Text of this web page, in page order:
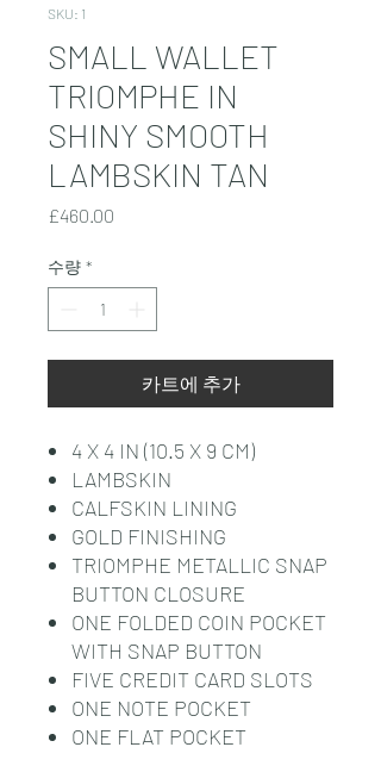
SKU: 1
SMALL WALLET
TRIOMPHE IN
SHINY SMOOTH
LAMBSKIN TAN
£460.00
수량 *
카트에 추가
4 X 4 IN (10.5 X 9 CM)
LAMBSKIN
CALFSKIN LINING
GOLD FINISHING
TRIOMPHE METALLIC SNAP
BUTTON CLOSURE
ONE FOLDED COIN POCKET
WITH SNAP BUTTON
FIVE CREDIT CARD SLOTS
ONE NOTE POCKET
ONE FLAT POCKET